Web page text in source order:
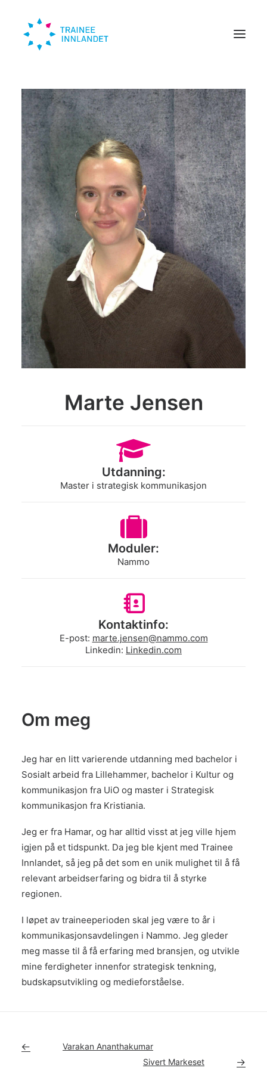
Traineer
Bedrift
Om oss
Trendinn
Nyheter
KONTAKT
SØK HER
Search
Marte Jensen
Utdanning:
Master i strategisk kommunikasjon
Moduler:
Nammo
Kontaktinfo:
E-post: marte.jensen@nammo.com
Linkedin: Linkedin.com
Om meg
Jeg har en litt varierende utdanning med bachelor i
Sosialt arbeid fra Lillehammer, bachelor i Kultur og
kommunikasjon fra UiO og master i Strategisk
kommunikasjon fra Kristiania.
Jeg er fra Hamar, og har alltid visst at jeg ville hjem
igjen på et tidspunkt. Da jeg ble kjent med Trainee
Innlandet, så jeg på det som en unik mulighet til å få
relevant arbeidserfaring og bidra til å styrke
regionen.
I løpet av traineeperioden skal jeg være to år i
kommunikasjonsavdelingen i Nammo. Jeg gleder
meg masse til å få erfaring med bransjen, og utvikle
mine ferdigheter innenfor strategisk tenkning,
budskapsutvikling og medieforståelse.
Varakan Ananthakumar
Sivert Markeset